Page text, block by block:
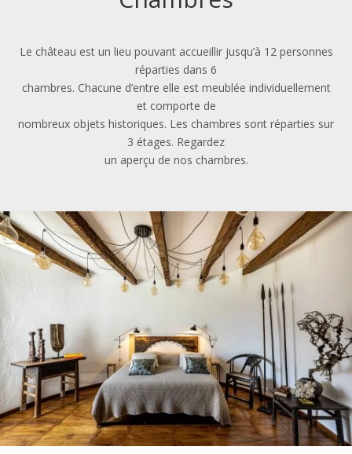
Le château est un lieu pouvant accueillir jusqu’à 12 personnes
réparties dans 6
chambres. Chacune d’entre elle est meublée individuellement
et comporte de
nombreux objets historiques. Les chambres sont réparties sur
3 étages. Regardez
un aperçu de nos chambres.